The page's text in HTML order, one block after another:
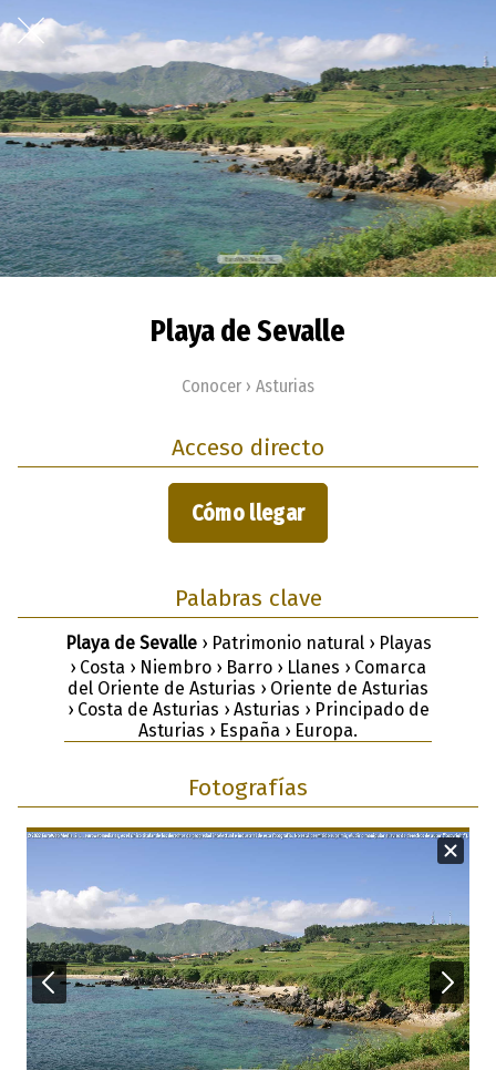
Playa de Sevalle
Conocer › Asturias
Acceso directo
Cómo llegar
Palabras clave
Playa de Sevalle› Patrimonio natural › Playas
› Costa › Niembro › Barro › Llanes › Comarca
del Oriente de Asturias › Oriente de Asturias
› Costa de Asturias › Asturias › Principado de
Asturias › España › Europa.
Fotografías